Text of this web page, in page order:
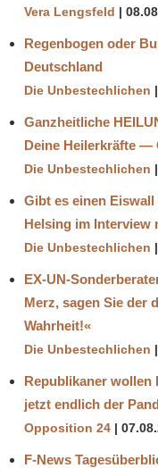
Vera Lengsfeld
Regenbogen oder
Deutschland
Die Unbestechlichen
Ganzheitliche
Deine Heilerkräfte —
Die Unbestechlichen
Gibt es einen
Helsing im Interview
Die Unbestechlichen
EX-UN-
Merz, sagen Sie der
Wahrheit!«
Die Unbestechlichen
Republikaner wollen
jetzt endlich der
Opposition 24
F-News